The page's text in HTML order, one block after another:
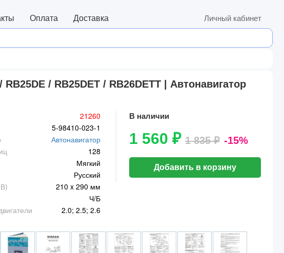
Оплата Доставка Личный кабинет
/ RB25DET / RB26DETT | Автонавигатор
21260
5-98410-023-1
Автонавигатор
128
Мягкий
Русский
210 x 290 мм
Ч/Б
2.0; 2.5; 2.6
В наличии
1 560 ₽1 835 ₽ -15%
Добавить в корзину